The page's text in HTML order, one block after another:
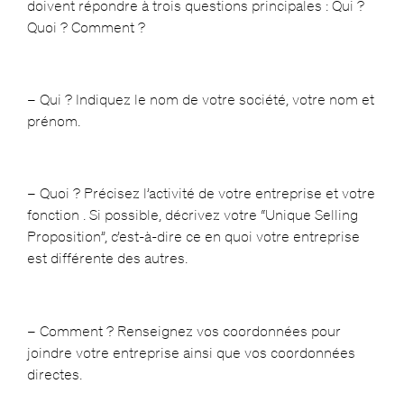
doivent répondre à trois questions principales : Qui ?
Quoi ? Comment ?
– Qui ? Indiquez le nom de votre société, votre nom et
prénom.
– Quoi ? Précisez l’activité de votre entreprise et votre
fonction . Si possible, décrivez votre “Unique Selling
Proposition”, c’est-à-dire ce en quoi votre entreprise
est différente des autres.
– Comment ? Renseignez vos coordonnées pour
joindre votre entreprise ainsi que vos coordonnées
directes.